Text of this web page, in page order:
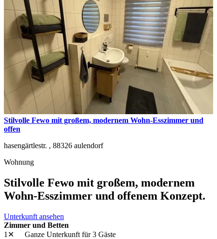
Stilvolle Fewo mit großem, modernem Wohn-Esszimmer und
offen
hasengärtlestr. , 88326 aulendorf
Wohnung
Stilvolle Fewo mit großem, modernem
Wohn-Esszimmer und offenem Konzept.
Unterkunft ansehen
Zimmer und Betten
1✕
Ganze Unterkunft für 3 Gäste